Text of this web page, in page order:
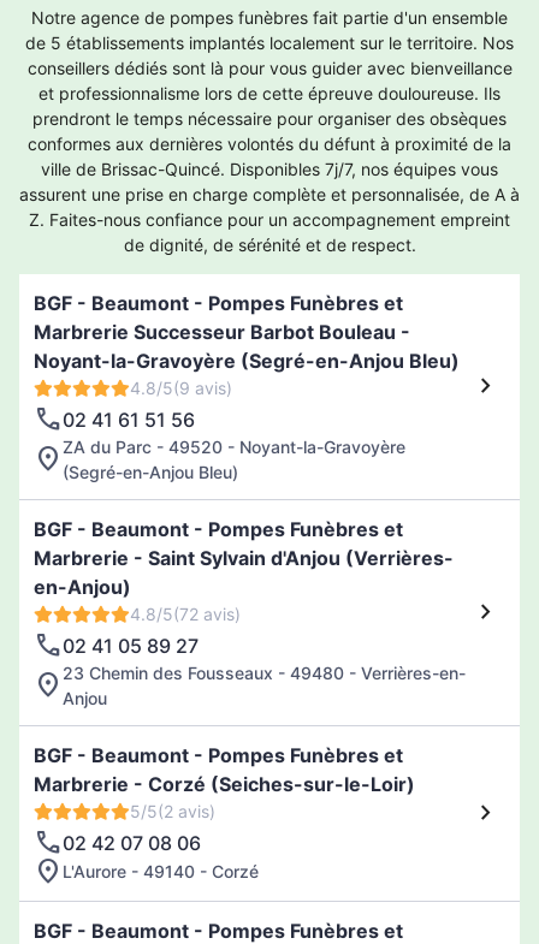
Notre agence de pompes funèbres fait partie d'un ensemble
de 5 établissements implantés localement sur le territoire. Nos
conseillers dédiés sont là pour vous guider avec bienveillance
et professionnalisme lors de cette épreuve douloureuse. Ils
prendront le temps nécessaire pour organiser des obsèques
conformes aux dernières volontés du défunt à proximité de la
ville de Brissac-Quincé. Disponibles 7j/7, nos équipes vous
assurent une prise en charge complète et personnalisée, de A à
Z. Faites-nous confiance pour un accompagnement empreint
de dignité, de sérénité et de respect.
BGF - Beaumont - Pompes Funèbres et
Marbrerie Successeur Barbot Bouleau -
Noyant-la-Gravoyère (Segré-en-Anjou Bleu)
4.8/5(9 avis)
02 41 61 51 56
ZA du Parc - 49520 - Noyant-la-Gravoyère
(Segré-en-Anjou Bleu)
BGF - Beaumont - Pompes Funèbres et
Marbrerie - Saint Sylvain d'Anjou (Verrières-
en-Anjou)
4.8/5(72 avis)
02 41 05 89 27
23 Chemin des Fousseaux - 49480 - Verrières-en-
Anjou
BGF - Beaumont - Pompes Funèbres et
Marbrerie - Corzé (Seiches-sur-le-Loir)
5/5(2 avis)
02 42 07 08 06
L'Aurore - 49140 - Corzé
BGF - Beaumont - Pompes Funèbres et